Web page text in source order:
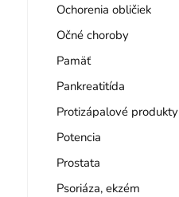
Ochorenia obličiek
Očné choroby
Pamäť
Pankreatitída
Protizápalové produkty
Potencia
Prostata
Psoriáza, ekzém